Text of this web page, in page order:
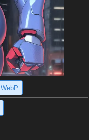
WebP